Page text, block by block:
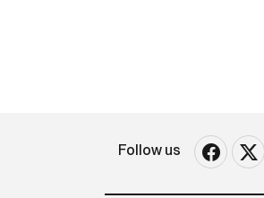
Follow us